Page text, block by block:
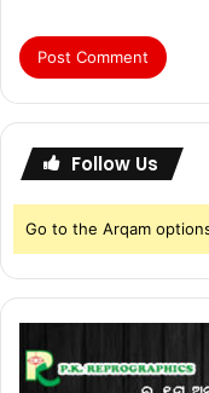
Follow Us
Go to the Arqam